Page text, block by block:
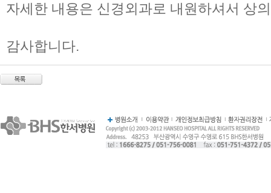
자세한 내용은 신경외과로 내원하셔서 상
감사합니다.